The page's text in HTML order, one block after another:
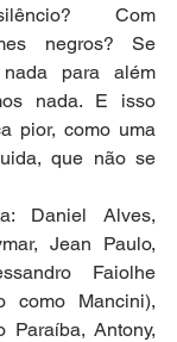
Com
negros? Se
para além
nada. E isso
pior, como uma
que não se
Daniel Alves,
Jean Paulo,
Faiolhe
como Mancini),
Paraíba, Antony,